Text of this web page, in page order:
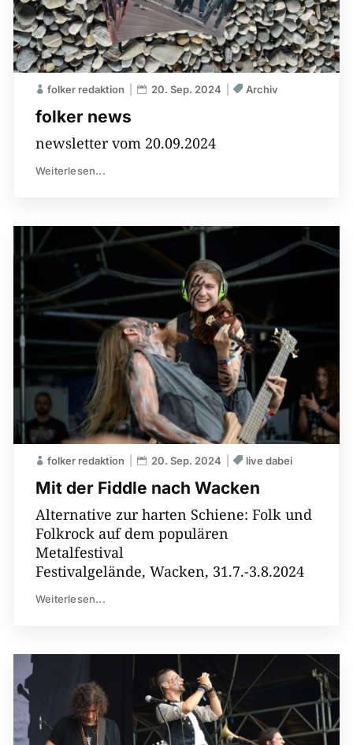
folker news
folker redaktion 20. Sep. 2024 Archiv
newsletter vom 20.09.2024
Weiterlesen...
Mit der Fiddle nach Wacken
folker redaktion 20. Sep. 2024 live dabei
Alternative zur harten Schiene: Folk und
Folkrock auf dem populären
Metalfestival
Festivalgelände, Wacken, 31.7.-3.8.2024
Weiterlesen...